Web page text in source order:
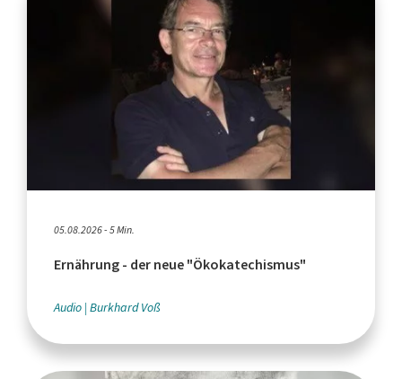
05.08.2026 - 5 Min.
Ernährung - der neue "Ökokatechismus"
Audio Burkhard Voß